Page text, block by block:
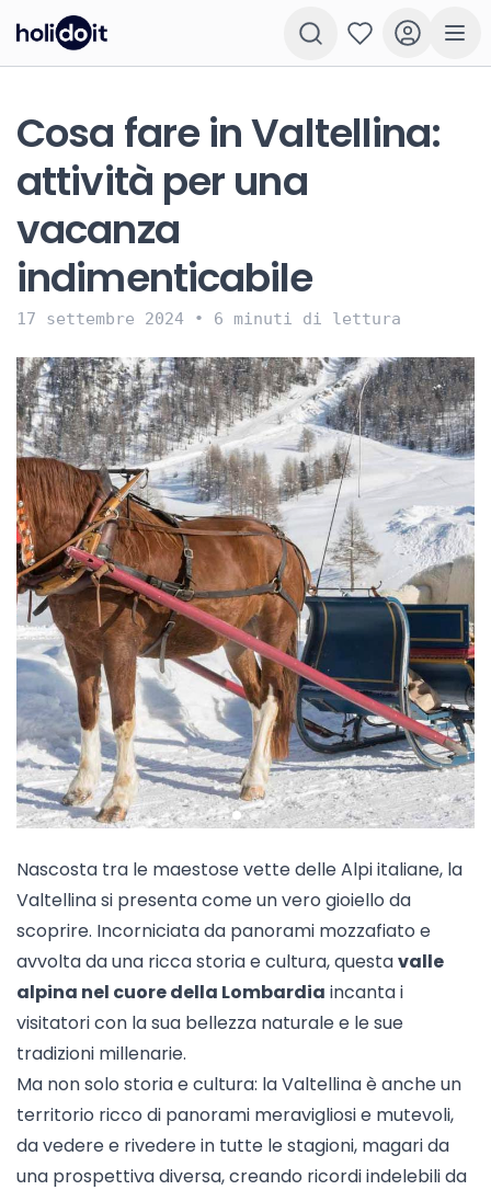
Cosa fare in Valtellina:
attività per una
vacanza
indimenticabile
17 settembre 2024 • 6 minuti di lettura
Nascosta tra le maestose vette delle Alpi italiane, la
Valtellina si presenta come un vero gioiello da
scoprire. Incorniciata da panorami mozzafiato e
avvolta da una ricca storia e cultura, questavalle
alpina nel cuore della Lombardia incanta i
visitatori con la sua bellezza naturale e le sue
tradizioni millenarie.
Ma non solo storia e cultura: la Valtellina è anche un
territorio ricco di panorami meravigliosi e mutevoli,
da vedere e rivedere in tutte le stagioni, magari da
una prospettiva diversa, creando ricordi indelebili da